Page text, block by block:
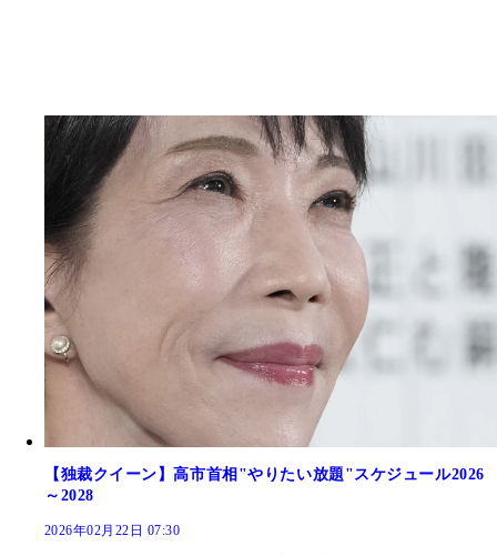
【独裁クイーン】高市首相"やりたい放題"スケジュール2026
～2028
2026年02月22日 07:30